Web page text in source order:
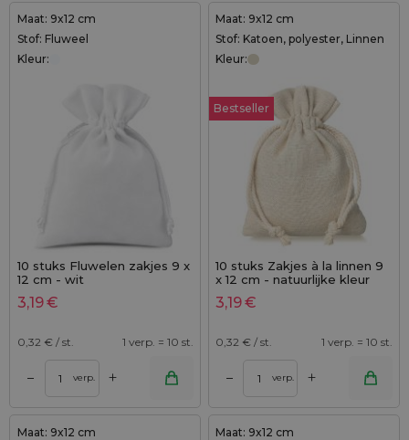
Maat: 9x12 cm
Stof: Fluweel
Kleur:
10 stuks Fluwelen zakjes 9 x
12 cm - wit
3,19€
0,32 € / st. 1 verp. = 10 st.
– verp. +
Maat: 9x12 cm
Stof: Katoen, polyester, Linnen
Kleur:
Bestseller
10 stuks Zakjes à la linnen 9
x 12 cm - natuurlijke kleur
3,19€
0,32 € / st. 1 verp. = 10 st.
– verp. +
Maat: 9x12 cm
Maat: 9x12 cm